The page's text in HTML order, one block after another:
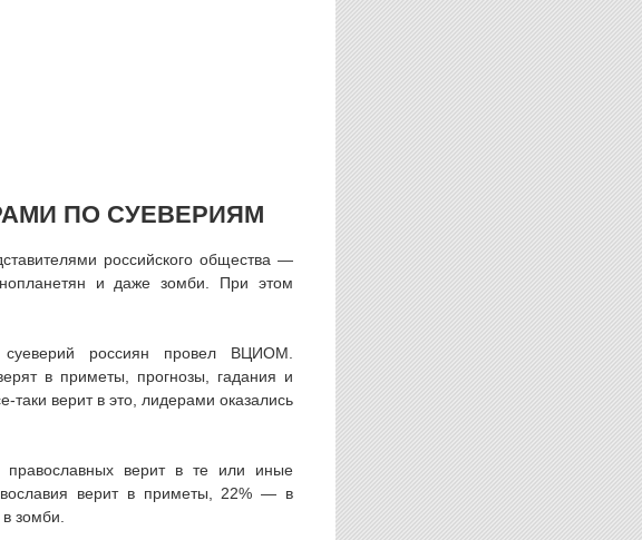
ПО СУЕВЕРИЯМ
российского общества —
и даже зомби. При этом
суеверий россиян провел ВЦИОМ.
в приметы, прогнозы, гадания и
таки верит в это, лидерами оказались
православных верит в те или иные
верит в приметы, 22% — в
зомби.